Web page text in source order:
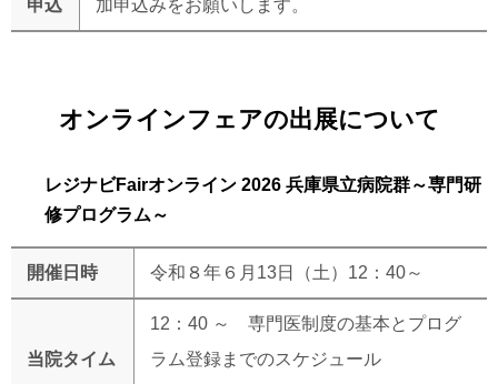
申込
加申込みをお願いします。
オンラインフェアの出展について
レジナビFairオンライン 2026 兵庫県立病院群～専門研
修プログラム～
開催日時 令和８年６月13日（土）12：40～
当院タイム
12：40 ～ 専門医制度の基本とプログ
ラム登録までのスケジュール